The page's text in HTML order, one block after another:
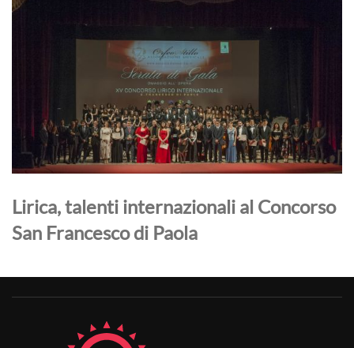
Lirica, talenti internazionali al Concorso
San Francesco di Paola